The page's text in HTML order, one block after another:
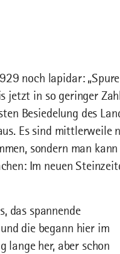
noch lapidar:
jetzt in so geringer
Besiedelung des
Es sind mittlerweile
sondern man
Im neuen
das spannende
und die begann hier im
lange her, aber schon